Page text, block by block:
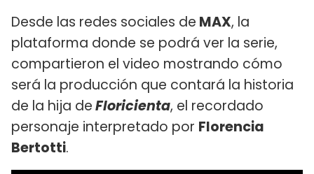
Desde las redes sociales de MAX, la
plataforma donde se podrá ver la serie,
compartieron el video mostrando cómo
será la producción que contará la historia
de la hija deFloricienta, el recordado
personaje interpretado por Florencia
Bertotti.